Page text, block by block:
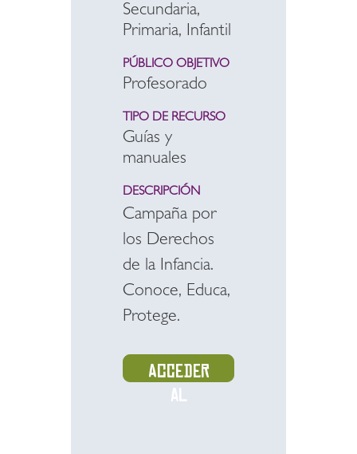
Secundaria,
Primaria, Infantil
PÚBLICO OBJETIVO
Profesorado
TIPO DE RECURSO
Guías y
manuales
DESCRIPCIÓN
Campaña por
los Derechos
de la Infancia.
Conoce, Educa,
Protege.
Acceder
al